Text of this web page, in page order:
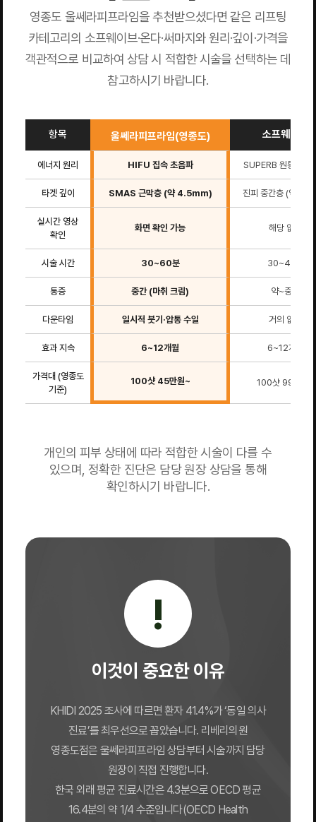
영종도 울쎄라피프라임을 추천받으셨다면 같은 리프팅
카테고리의 소프웨이브·온다·써마지와 원리·깊이·가격을
객관적으로 비교하여 상담 시 적합한 시술을 선택하는 데
참고하시기 바랍니다.
항목 울쎄라피프라임(영종도) 소프웨이브
에너지 원리 HIFU 집속 초음파 SUPERB 원통형 초
타겟 깊이 SMAS 근막층 (약 4.5mm) 진피 중간층 (약
실시간 영상
확인
화면 확인 가능 해당 없음
시술 시간 30~60분 30~45분
통증 중간 (마취 크림) 약~중간
다운타임 일시적 붓기·압통 수일 거의 없음
효과 지속 6~12개월 6~12개월
가격대 (영종도
기준)
100샷 45만원~ 100샷 99만원~
개인의 피부 상태에 따라 적합한 시술이 다를 수
있으며, 정확한 진단은 담당 원장 상담을 통해
확인하시기 바랍니다.
!
이것이 중요한 이유
KHIDI 2025 조사에 따르면 환자 41.4%가 ‘동일 의사
진료’를 최우선으로 꼽았습니다. 리베리의원
영종도점은 울쎄라피프라임 상담부터 시술까지 담당
원장이 직접 진행합니다.
한국 외래 평균 진료시간은 4.3분으로 OECD 평균
16.4분의 약 1/4 수준입니다(OECD Health